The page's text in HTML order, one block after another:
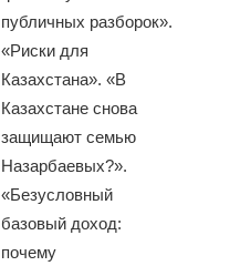
публичных разборок».
«Риски для
Казахстана». «В
Казахстане снова
защищают семью
Назарбаевых?».
«Безусловный
базовый доход:
почему